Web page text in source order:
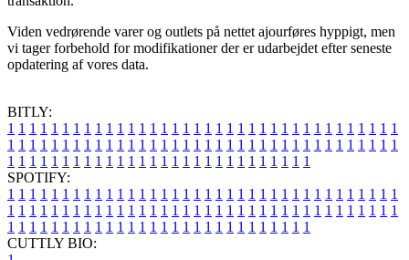
Viden vedrørende varer og outlets på nettet ajourføres hyppigt, men
vi tager forbehold for modifikationer der er udarbejdet efter seneste
opdatering af vores data.
BITLY:
1 1 1 1 1 1 1 1 1 1 1 1 1 1 1 1 1 1 1 1 1 1 1 1 1 1 1 1 1 1 1 1 1 1 1 1
1 1 1 1 1 1 1 1 1 1 1 1 1 1 1 1 1 1 1 1 1 1 1 1 1 1 1 1 1 1 1 1 1 1 1 1
1 1 1 1 1 1 1 1 1 1 1 1 1 1 1 1 1 1 1 1 1 1 1 1 1 1 1 1
SPOTIFY:
1 1 1 1 1 1 1 1 1 1 1 1 1 1 1 1 1 1 1 1 1 1 1 1 1 1 1 1 1 1 1 1 1 1 1 1
1 1 1 1 1 1 1 1 1 1 1 1 1 1 1 1 1 1 1 1 1 1 1 1 1 1 1 1 1 1 1 1 1 1 1 1
1 1 1 1 1 1 1 1 1 1 1 1 1 1 1 1 1 1 1 1 1 1 1 1 1 1 1 1
CUTTLY BIO: